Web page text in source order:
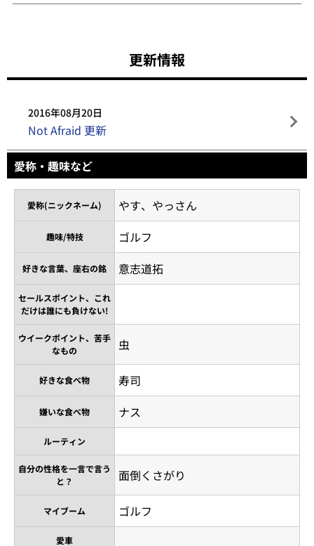
更新情報
2016年08月20日
Not Afraid 更新
愛称・趣味など
愛称(ニックネーム) やす、やっさん
趣味/特技 ゴルフ
好きな言葉、座右の銘 意志道拓
セールスポイント、これ
だけは誰にも負けない!
ウイークポイント、苦手
なもの
虫
好きな食べ物 寿司
嫌いな食べ物 ナス
ルーティン
自分の性格を一言で言う
と？
面倒くさがり
マイブーム ゴルフ
愛車